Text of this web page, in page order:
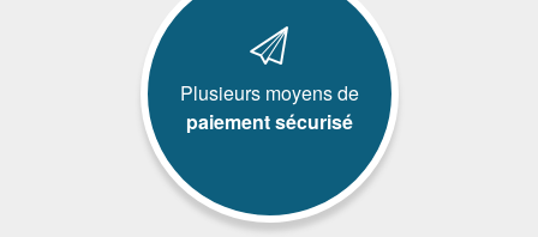
Plusieurs moyens de
paiement sécurisé